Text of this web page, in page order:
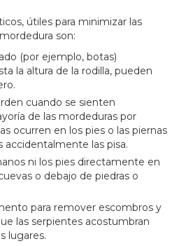
útiles para minimizar las
son:
(por ejemplo, botas)
la altura de la rodilla, pueden
cuando se sienten
de las mordeduras por
ocurren en los pies o las piernas
accidentalmente las pisa.
ni los pies directamente en
o debajo de piedras o
para remover escombros y
las serpientes acostumbran
lugares.